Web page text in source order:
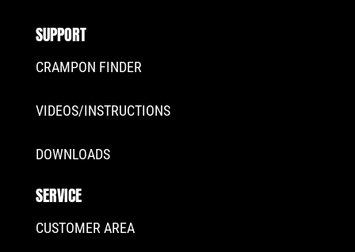
SUPPORT
CRAMPON FINDER
VIDEOS/INSTRUCTIONS
DOWNLOADS
SERVICE
CUSTOMER AREA